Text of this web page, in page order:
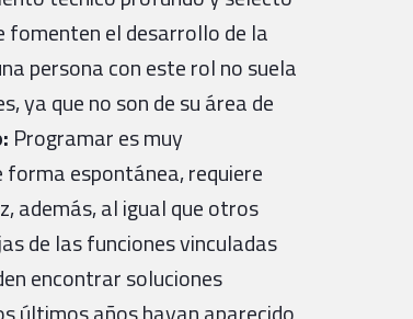
fomenten el desarrollo de la
persona con este rol no suela
ya que no son de su área de
Programar es muy
forma espontánea, requiere
además, al igual que otros
de las funciones vinculadas
encontrar soluciones